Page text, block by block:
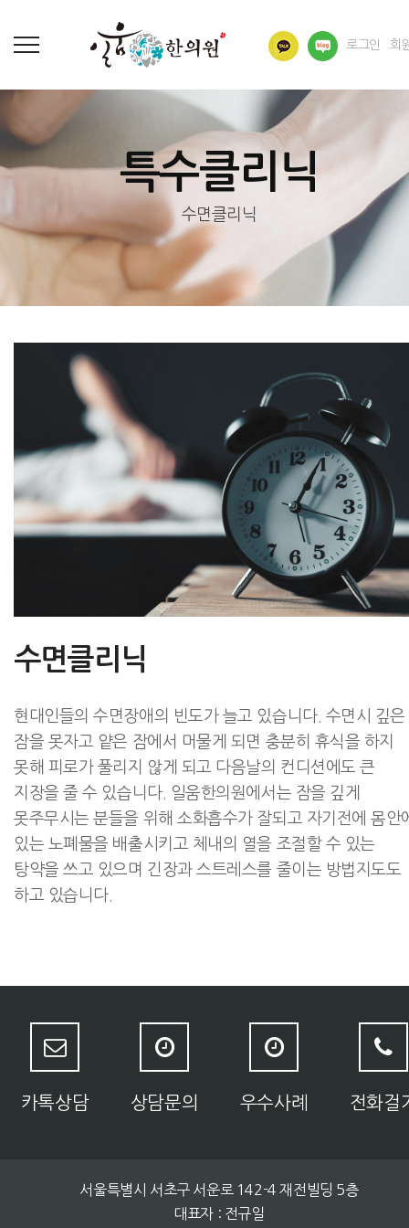
로그인 회
특수클리닉
수면클리닉
수면클리닉
현대인들의 수면장애의 빈도가 늘고 있습니다. 수면시 깊은
잠을 못자고 얕은 잠에서 머물게 되면 충분히 휴식을 하지
못해 피로가 풀리지 않게 되고 다음날의 컨디션에도 큰
지장을 줄 수 있습니다. 일움한의원에서는 잠을 깊게
못주무시는 분들을 위해 소화흡수가 잘되고 자기전에 몸안
있는 노폐물을 배출시키고 체내의 열을 조절할 수 있는
탕약을 쓰고 있으며 긴장과 스트레스를 줄이는 방법지도도
하고 있습니다.
카톡상담 상담문의 우수사례 전화걸
서울특별시 서초구 서운로 142-4 재전빌딩 5층
대표자 : 전규일